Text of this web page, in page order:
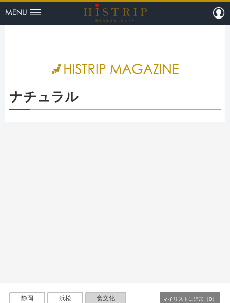
HISTRIP（
ナチュラル
静岡 浜松 食文化